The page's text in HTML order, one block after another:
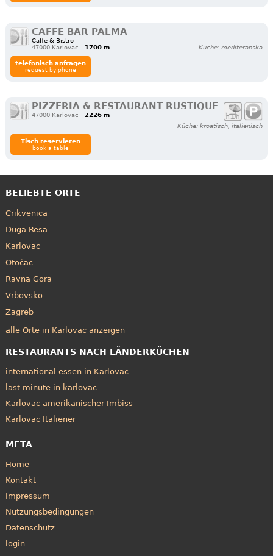
CAFFE BAR PALMA
Caffe & Bistro
47000 Karlovac
1700 m Küche: mediteranska
telefonisch anfragen
request by phone
PIZZERIA & RESTAURANT RUSTIQUE
47000 Karlovac
2226 m
Küche: kroatisch, italienisch
Tisch reservieren
book a table
BELIEBTE ORTE
Crikvenica
Duga Resa
Karlovac
Otočac
Ravna Gora
Vrbovsko
Zagreb
alle Orte in Karlovac anzeigen
RESTAURANTS NACH LÄNDERKÜCHEN
international essen in Karlovac
last minute in karlovac
Karlovac amerikanischer Imbiss
Karlovac Italiener
META
Home
Kontakt
Impressum
Nutzungsbedingungen
Datenschutz
login